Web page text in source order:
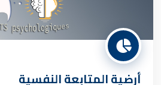
أرضية المتابعة النفسية